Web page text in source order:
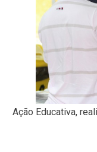
Ação Educativa,